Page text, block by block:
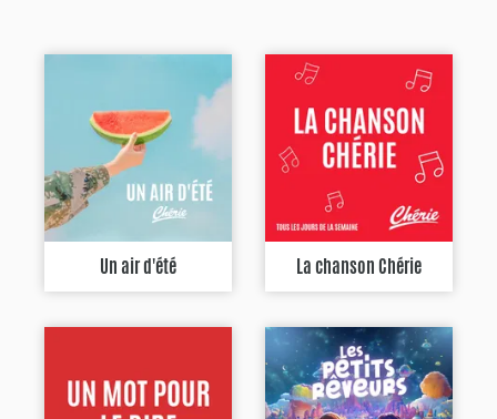
Un air d'été La chanson Chérie